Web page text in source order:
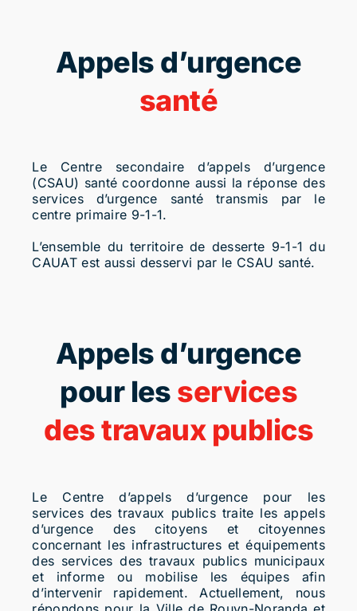
Appels d’urgence
santé
Le Centre secondaire d’appels d’urgence
(CSAU) santé coordonne aussi la réponse des
services d’urgence santé transmis par le
centre primaire 9-1-1.
L’ensemble du territoire de desserte 9-1-1 du
CAUAT est aussi desservi par le CSAU santé.
Appels d’urgence
pour les services
des travaux publics
Le Centre d’appels d’urgence pour les
services des travaux publics traite les appels
d’urgence des citoyens et citoyennes
concernant les infrastructures et équipements
des services des travaux publics municipaux
et informe ou mobilise les équipes afin
d’intervenir rapidement. Actuellement, nous